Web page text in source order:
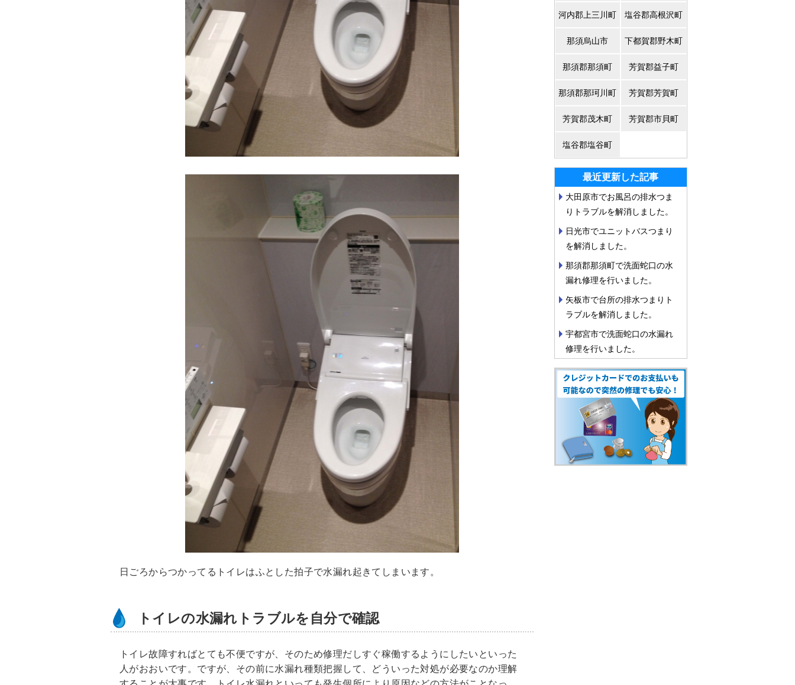
日ごろからつかってるトイレはふとした拍子で水漏れ起きてしまいます。
トイレの水漏れトラブルを自分で確認
トイレ故障すればとても不便ですが、そのため修理だしすぐ稼働するようにしたいといった
人がおおいです。ですが、その前に水漏れ種類把握して、どういった対処が必要なのか理解
河内郡上三川町 塩谷郡高根沢町
那須烏山市 下都賀郡野木町
那須郡那須町 芳賀郡益子町
那須郡那珂川町 芳賀郡芳賀町
芳賀郡茂木町 芳賀郡市貝町
塩谷郡塩谷町
最近更新した記事
大田原市でお風呂の排水つま
りトラブルを解消しました。
日光市でユニットバスつまり
を解消しました。
那須郡那須町で洗面蛇口の水
漏れ修理を行いました。
矢板市で台所の排水つまりト
ラブルを解消しました。
宇都宮市で洗面蛇口の水漏れ
修理を行いました。